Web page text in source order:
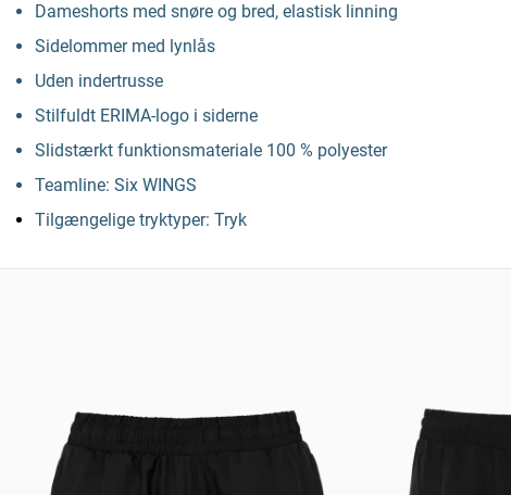
Dameshorts med snøre og bred, elastisk linning
Sidelommer med lynlås
Uden indertrusse
Stilfuldt ERIMA-logo i siderne
Slidstærkt funktionsmateriale 100 % polyester
Teamline: Six WINGS
Tilgængelige tryktyper: Tryk